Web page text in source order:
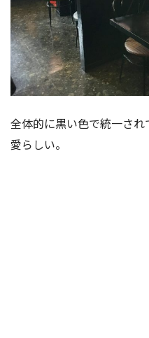
全体的に黒い色で統一さ
愛らしい。